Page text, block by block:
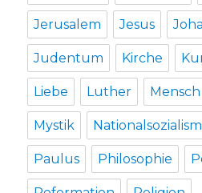
Jerusalem Jesus
Judentum Kirche
Liebe Luther Mensch
Mystik
Paulus Philosophie